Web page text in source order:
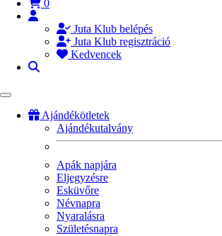
0
Juta Klub belépés
Juta Klub regisztráció
Kedvencek
Ajándékötletek
Ajándékutalvány
Apák napjára
Eljegyzésre
Esküvőre
Névnapra
Nyaralásra
Születésnapra